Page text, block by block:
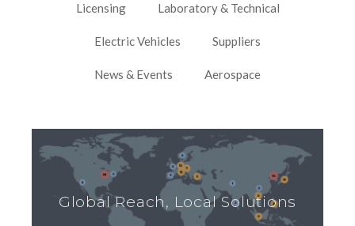
Licensing Laboratory & Technical
Electric Vehicles Suppliers
News & Events Aerospace
Global Reach, Local Solutions